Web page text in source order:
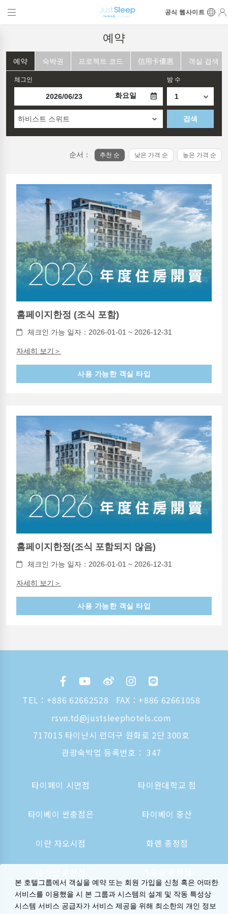
공식 웹사이트
예약
예약 숙박권 프로젝트 코드 信用卡優惠 객실 검색
체그인
화요일
밤 수
하비스트 스위트 검색
순서： 추천 순 낮은 가격 순 높은 가격 순
홈페이지한정 (조식 포함)
체크인 가능 일자：2026-01-01 ~ 2026-12-31
자세히 보기＞
사용 가능한 객실 타입
홈페이지한정(조식 포함되지 않음)
체크인 가능 일자：2026-01-01 ~ 2026-12-31
자세히 보기＞
사용 가능한 객실 타입
TEL： +886 62662528
FAX：+886 62661058
rsvn.td@justsleephotels.com
717015 타이난시 런더구 원화로 2단 300호
관광숙박업 등록번호： 347
타이페이 시먼점 타이완대학교 점
타이베이 싼충점은 타이베이 중산
이란 자오시점 화롄 종정점
가오슝역 점 오사카 신사이바시는
본 호텔그룹에서 객실을 예약 또는 회원 가입을 신청 혹은 어떠한
서비스를 이용했을 시 본 그룹과 시스템의 설계 및 작동 특성상
시스템 서비스 공급자가 서비스 제공을 위해 최소한의 개인 정보